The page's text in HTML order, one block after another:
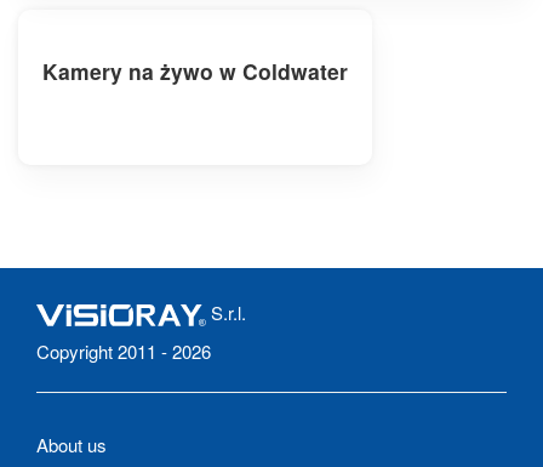
Kamery na żywo w Coldwater
S.r.l.
Copyright 2011 - 2026
About us